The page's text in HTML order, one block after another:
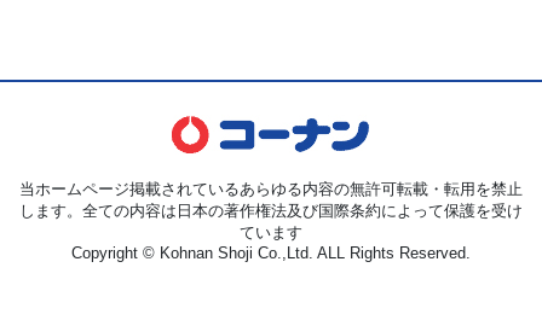
当ホームページ掲載されているあらゆる内容の無許可転載・転用を禁止
します。全ての内容は日本の著作権法及び国際条約によって保護を受け
ています
Copyright © Kohnan Shoji Co.,Ltd. ALL Rights Reserved.